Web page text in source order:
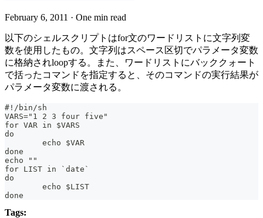
February 6, 2011 · One min read
以下のシェルスクリプトはfor文のワードリストに文字列変
数を使用したもの。文字列はスペース区切でパラメータ変数
に格納されloopする。また、ワードリストにバッククォート
で括ったコマンドを指定すると、そのコマンドの実行結果が
パラメータ変数に渡される。
#!/bin/sh
VARS="1 2 3 four five"
for VAR in $VARS
do
	echo $VAR
done
echo ""
for LIST in `date`
do
	echo $LIST
done
Tags: